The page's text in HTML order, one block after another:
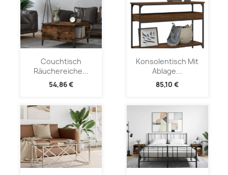
Couchtisch
Räuchereiche...
54,86 €
Konsolentisch Mit
Ablage...
85,10 €